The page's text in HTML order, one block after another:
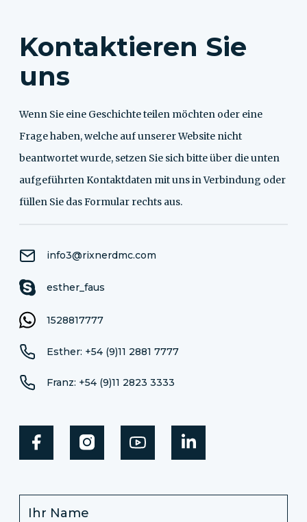
Kontaktieren Sie
uns
Wenn Sie eine Geschichte teilen möchten oder eine
Frage haben, welche auf unserer Website nicht
beantwortet wurde, setzen Sie sich bitte über die unten
aufgeführten Kontaktdaten mit uns in Verbindung oder
füllen Sie das Formular rechts aus.
info3@rixnerdmc.com
esther_faus
1528817777
Esther: +54 (9)11 2881 7777
Franz: +54 (9)11 2823 3333